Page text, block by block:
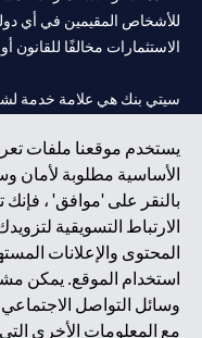
يستخدم موقعنا ملفات
الأساسية مطلوبة لأمان
بالنقر على 'موافق' ،
الارتباط التسويقية
المحتوى والإعلانات
استخدام الموقع. يمكن
وسائل التواصل الاجتماعي
مع المعلومات الأخرى
للأشخاص المقيمين في أي
الاستثمارات مخالفًا للقانون
سيتي بنك إن. إيه.
الإمارات في دبي، و
فرع سيتي بنك إن إيه -
الإمارات العربية المتحدة
سيتي بنك إن إيه الإمارات